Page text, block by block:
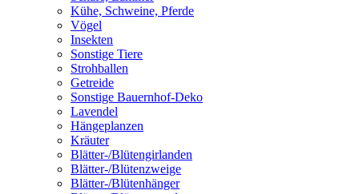
Kühe, Schweine, Pferde
Vögel
Insekten
Sonstige Tiere
Strohballen
Getreide
Sonstige Bauernhof-Deko
Lavendel
Hängeplanzen
Kräuter
Blätter-/Blütengirlanden
Blätter-/Blütenzweige
Blätter-/Blütenhänger